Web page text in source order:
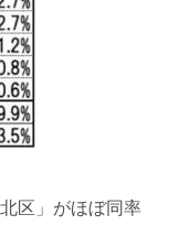
区」がほぼ同率